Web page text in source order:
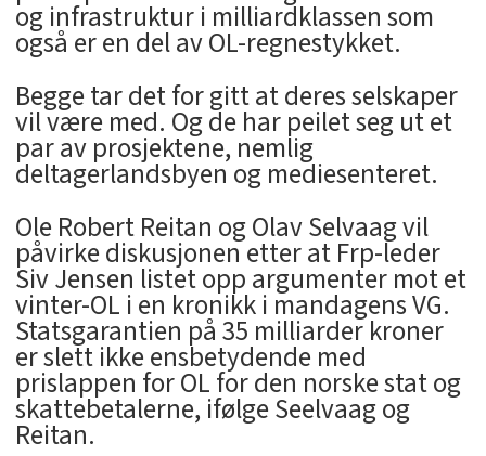
og infrastruktur i milliardklassen som
også er en del av OL-regnestykket.
Begge tar det for gitt at deres selskaper
vil være med. Og de har peilet seg ut et
par av prosjektene, nemlig
deltagerlandsbyen og mediesenteret.
Ole Robert Reitan og Olav Selvaag vil
påvirke diskusjonen etter at Frp-leder
Siv Jensen listet opp argumenter mot et
vinter-OL i en kronikk i mandagens VG.
Statsgarantien på 35 milliarder kroner
er slett ikke ensbetydende med
prislappen for OL for den norske stat og
skattebetalerne, ifølge Seelvaag og
Reitan.